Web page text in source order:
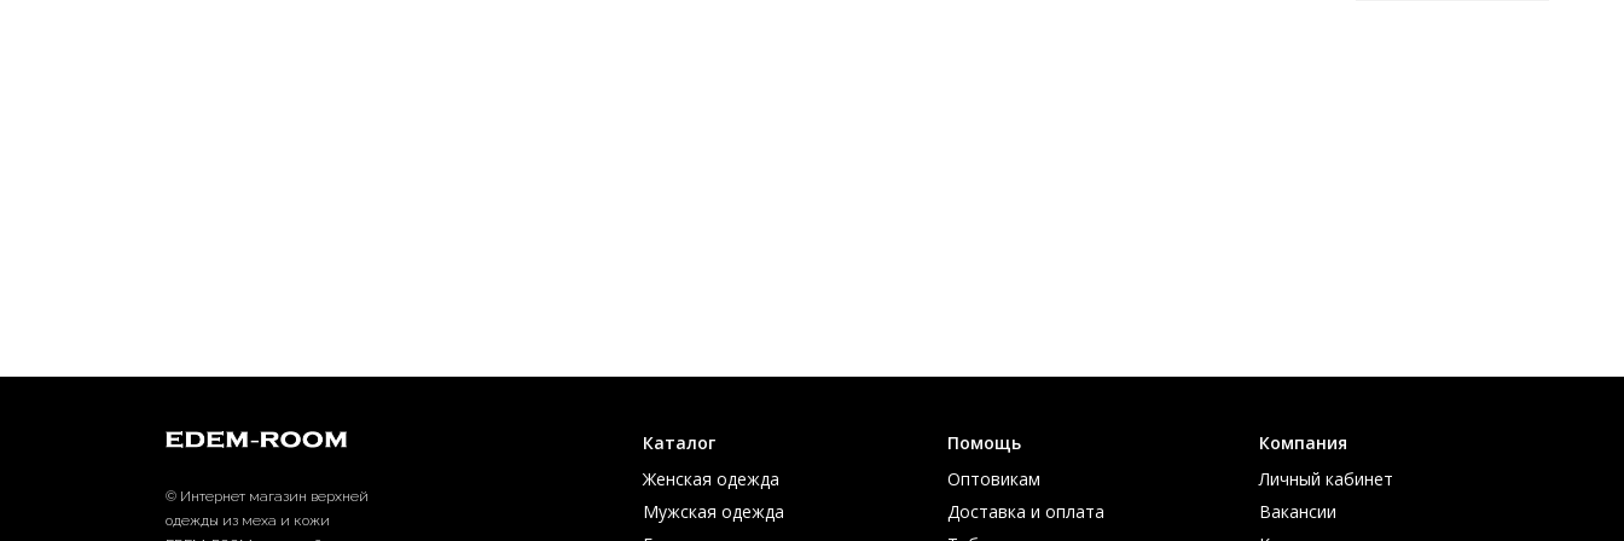
© Интернет магазин верхней
одежды из меха и кожи
Каталог
Женская одежда
Мужская одежда
Помощь
Оптовикам
Доставка и оплата
Компания
Личный кабинет
Вакансии